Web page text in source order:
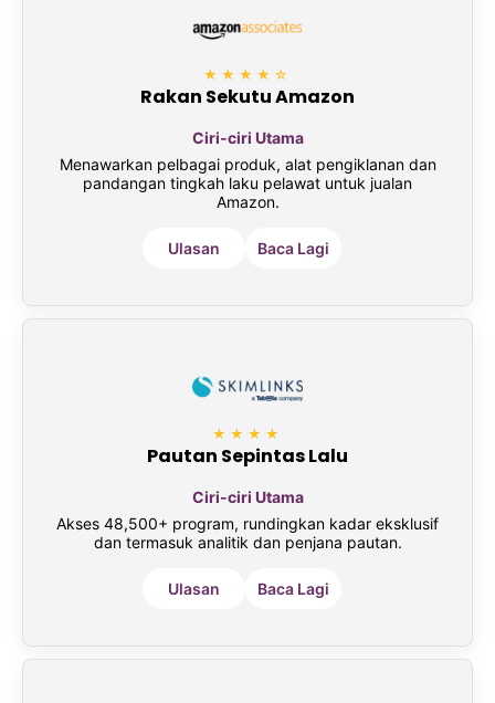
★★★★☆
Rakan Sekutu Amazon
Ciri-ciri Utama
Menawarkan pelbagai produk, alat pengiklanan dan
pandangan tingkah laku pelawat untuk jualan
Amazon.
Ulasan Baca Lagi
★★★★
Pautan Sepintas Lalu
Ciri-ciri Utama
Akses 48,500+ program, rundingkan kadar eksklusif
dan termasuk analitik dan penjana pautan.
Ulasan Baca Lagi